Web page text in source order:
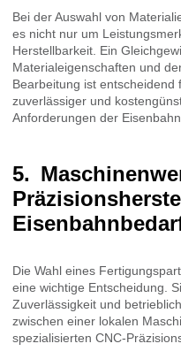
Bei der Auswahl von
es nicht nur um
Herstellbarkeit. Ein
Materialeigenschaften und
Bearbeitung ist entscheidend
zuverlässiger und
Anforderungen der
Die Wahl eines
eine wichtige Entscheidung.
Zuverlässigkeit und
zwischen einer lokalen
spezialisierten CNC-